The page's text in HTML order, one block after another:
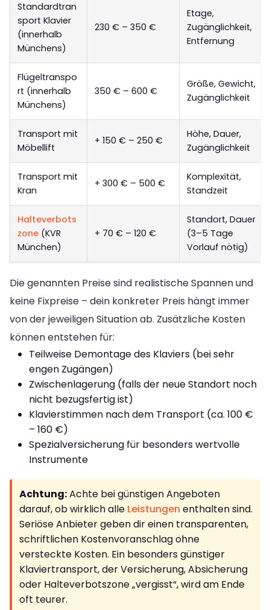
Standardtran
sport Klavier
(innerhalb
Münchens)
230 € – 350 €
Etage,
Zugänglichkeit,
Entfernung
Flügeltranspo
rt (innerhalb
Münchens)
350 € – 600 €
Größe, Gewicht,
Zugänglichkeit
Transport mit
Möbellift
+ 150 € – 250 €
Höhe, Dauer,
Zugänglichkeit
Transport mit
Kran
+ 300 € – 500 €
Komplexität,
Standzeit
Halteverbots
zone (KVR
München)
+ 70 € – 120 €
Standort, Dauer
(3–5 Tage
Vorlauf nötig)
Die genannten Preise sind realistische Spannen und
keine Fixpreise – dein konkreter Preis hängt immer
von der jeweiligen Situation ab. Zusätzliche Kosten
können entstehen für:
Teilweise Demontage des Klaviers (bei sehr
engen Zugängen)
Zwischenlagerung (falls der neue Standort noch
nicht bezugsfertig ist)
Klavierstimmen nach dem Transport (ca. 100 €
– 160 €)
Spezialversicherung für besonders wertvolle
Instrumente
Achtung:Achte bei günstigen Angeboten
darauf, ob wirklich alle Leistungen enthalten sind.
Seriöse Anbieter geben dir einen transparenten,
schriftlichen Kostenvoranschlag ohne
versteckte Kosten. Ein besonders günstiger
Klaviertransport, der Versicherung, Absicherung
oder Halteverbotszone „vergisst“, wird am Ende
oft teurer.